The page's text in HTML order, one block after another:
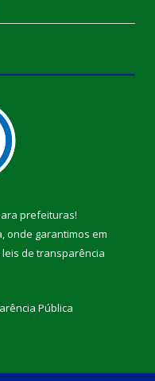
prefeituras!
onde garantimos em
leis de transparência
Pública